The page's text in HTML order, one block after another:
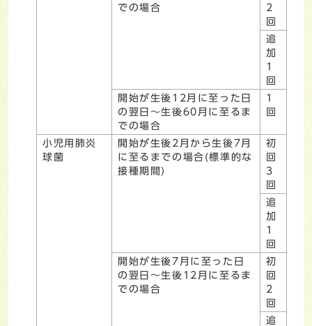
での場合
2
回
追
加
1
回
開始が生後12月に至った日
の翌日～生後60月に至るま
での場合
1
回
小児用肺炎
球菌
開始が生後2月から生後7月
に至るまでの場合(標準的な
接種期間)
初
回
3
回
追
加
1
回
開始が生後7月に至った日
の翌日～生後12月に至るま
での場合
初
回
2
回
追